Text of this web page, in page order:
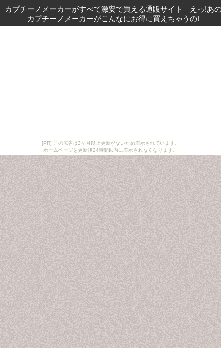
[PR] この広告は3ヶ月以上更新がないため表示されています。
ホームページを更新後24時間以内に表示されなくなります。
カプチーノメーカーがすべて激安で買える通販サイト ｜ えっ!あの
カプチーノメーカーがこんなにお得に買えちゃうの!